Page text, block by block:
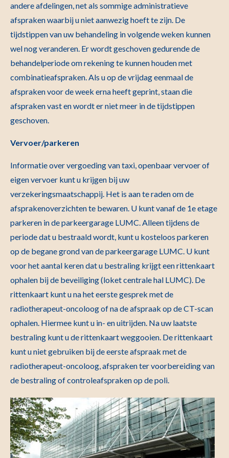
andere afdelingen, net als sommige administratieve
afspraken waarbij u niet aanwezig hoeft te zijn. De
tijdstippen van uw behandeling in volgende weken kunnen
wel nog veranderen. Er wordt geschoven gedurende de
behandelperiode om rekening te kunnen houden met
combinatieafspraken. Als u op de vrijdag eenmaal de
afspraken voor de week erna heeft geprint, staan die
afspraken vast en wordt er niet meer in de tijdstippen
geschoven.
Vervoer/parkeren
Informatie over vergoeding van taxi, openbaar vervoer of
eigen vervoer kunt u krijgen bij uw
verzekeringsmaatschappij. Het is aan te raden om de
afsprakenoverzichten te bewaren. U kunt vanaf de 1e etage
parkeren in de parkeergarage LUMC. Alleen tijdens de
periode dat u bestraald wordt, kunt u kosteloos parkeren
op de begane grond van de parkeergarage LUMC. U kunt
voor het aantal keren dat u bestraling krijgt een rittenkaart
ophalen bij de beveiliging (loket centrale hal LUMC). De
rittenkaart kunt u na het eerste gesprek met de
radiotherapeut-oncoloog of na de afspraak op de CT-scan
ophalen. Hiermee kunt u in- en uitrijden. Na uw laatste
bestraling kunt u de rittenkaart weggooien. De rittenkaart
kunt u niet gebruiken bij de eerste afspraak met de
radiotherapeut-oncoloog, afspraken ter voorbereiding van
de bestraling of controleafspraken op de poli.